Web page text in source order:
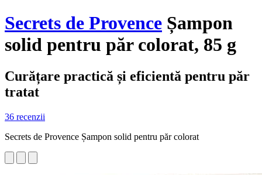
Secrets de Provence Șampon
solid pentru păr colorat, 85 g
Curățare practică și eficientă pentru păr
tratat
36 recenzii
Secrets de Provence Șampon solid pentru păr colorat